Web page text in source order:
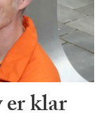
er klar